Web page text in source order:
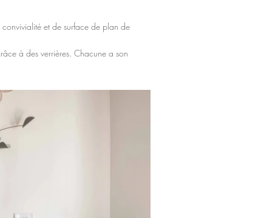
et de surface de plan de
à des verrières. Chacune a son